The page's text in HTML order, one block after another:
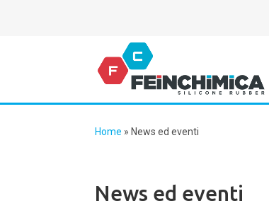
Home » News ed eventi
News ed eventi